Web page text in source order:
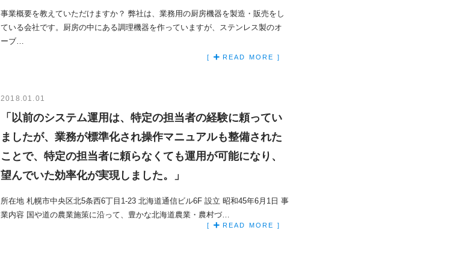
事業概要を教えていただけますか？ 弊社は、業務用の厨房機器を製造・販売をし
ている会社です。厨房の中にある調理機器を作っていますが、ステンレス製のオ
ーブ…
[ READ MORE ]
2018.01.01
「以前のシステム運用は、特定の担当者の経験に頼ってい
ましたが、業務が標準化され操作マニュアルも整備された
ことで、特定の担当者に頼らなくても運用が可能になり、
望んでいた効率化が実現しました。」
所在地 札幌市中央区北5条西6丁目1-23 北海道通信ビル6F 設立 昭和45年6月1日 事
業内容 国や道の農業施策に沿って、豊かな北海道農業・農村づ…
[ READ MORE ]